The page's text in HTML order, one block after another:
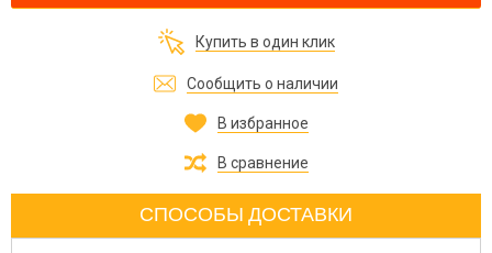
Купить в один клик
Сообщить о наличии
В избранное
В сравнение
СПОСОБЫ ДОСТАВКИ